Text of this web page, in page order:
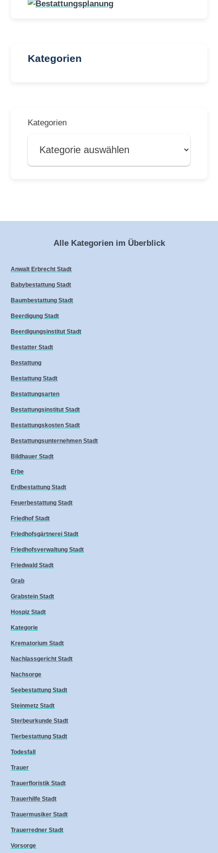
Kategorien
Kategorien
Alle Kategorien im Überblick
Anwalt Erbrecht Stadt
Babybestattung Stadt
Baumbestattung Stadt
Beerdigung Stadt
Beerdigungsinstitut Stadt
Bestatter Stadt
Bestattung
Bestattung Stadt
Bestattungsarten
Bestattungsinstitut Stadt
Bestattungskosten Stadt
Bestattungsunternehmen Stadt
Bildhauer Stadt
Erbe
Erdbestattung Stadt
Feuerbestattung Stadt
Friedhof Stadt
Friedhofsgärtnerei Stadt
Friedhofsverwaltung Stadt
Friedwald Stadt
Grab
Grabstein Stadt
Hospiz Stadt
Kategorie
Krematorium Stadt
Nachlassgericht Stadt
Nachsorge
Seebestattung Stadt
Steinmetz Stadt
Sterbeurkunde Stadt
Tierbestattung Stadt
Todesfall
Trauer
Trauerfloristik Stadt
Trauerhilfe Stadt
Trauermusiker Stadt
Trauerredner Stadt
Vorsorge